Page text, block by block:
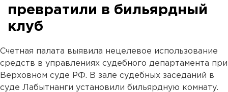
превратили в бильярдный
клуб
Счетная палата выявила нецелевое использование
средств в управлениях судебного департамента при
Верховном суде РФ. В зале судебных заседаний в
суде Лабытнанги установили бильярдную комнату.